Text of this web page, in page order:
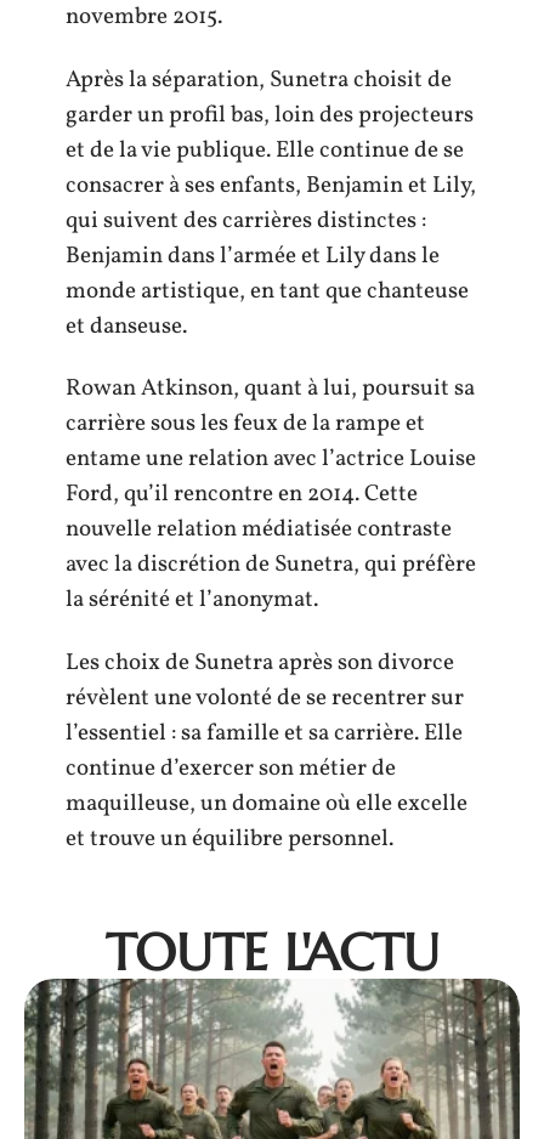
novembre 2015.
Après la séparation, Sunetra choisit de
garder un profil bas, loin des projecteurs
et de la vie publique. Elle continue de se
consacrer à ses enfants, Benjamin et Lily,
qui suivent des carrières distinctes :
Benjamin dans l’armée et Lily dans le
monde artistique, en tant que chanteuse
et danseuse.
Rowan Atkinson, quant à lui, poursuit sa
carrière sous les feux de la rampe et
entame une relation avec l’actrice Louise
Ford, qu’il rencontre en 2014. Cette
nouvelle relation médiatisée contraste
avec la discrétion de Sunetra, qui préfère
la sérénité et l’anonymat.
Les choix de Sunetra après son divorce
révèlent une volonté de se recentrer sur
l’essentiel : sa famille et sa carrière. Elle
continue d’exercer son métier de
maquilleuse, un domaine où elle excelle
et trouve un équilibre personnel.
TOUTE L'ACTU